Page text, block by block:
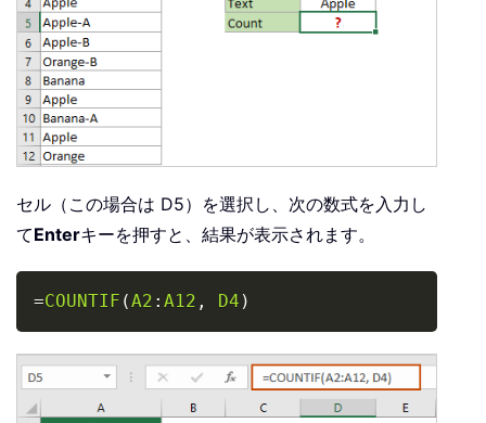
セル（この場合は D5）を選択し、次の数式を入力し
てEnterキーを押すと、結果が表示されます。
=COUNTIF (A2 : A12 , D4 )